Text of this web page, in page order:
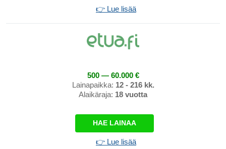
👉 Lue lisää
500 — 60.000 €
Lainapaikka: 12 - 216 kk.
Alaikäraja: 18 vuotta
HAE LAINAA
👉 Lue lisää